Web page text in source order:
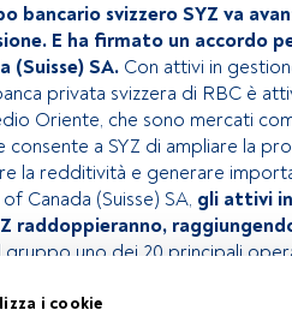
i cookie
bancario svizzero SYZ va
E ha firmato un accordo
(Suisse) SA. Con attivi in
privata svizzera di RBC è
Oriente, che sono mercati
consente a SYZ di ampliare la
la redditività e generare
Canada (Suisse) SA, gli attivi
raddoppieranno,
uno dei 20 principali